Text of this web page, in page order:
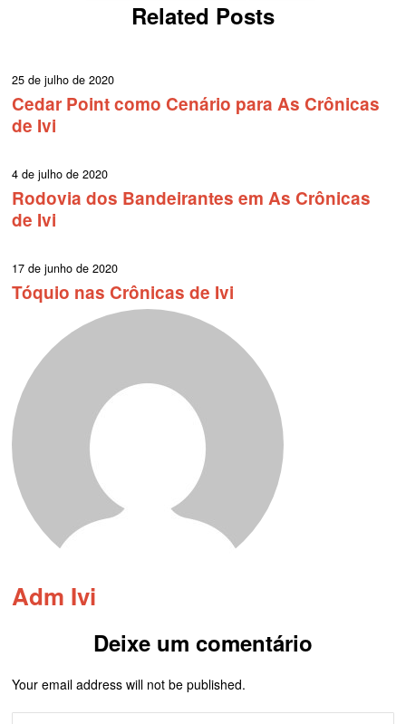
Related Posts
25 de julho de 2020
Cedar Point como Cenário para As Crônicas
de Ivi
4 de julho de 2020
Rodovia dos Bandeirantes em As Crônicas
de Ivi
17 de junho de 2020
Tóquio nas Crônicas de Ivi
Adm Ivi
Deixe um comentário
Your email address will not be published.